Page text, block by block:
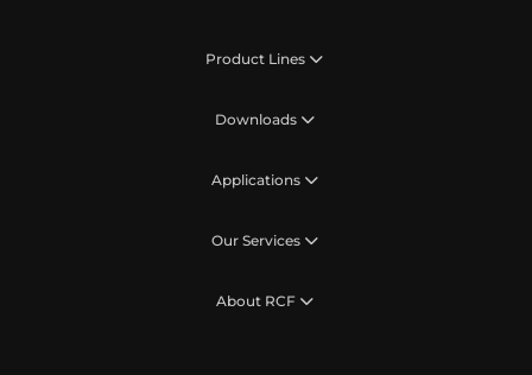
Product Lines
Downloads
Applications
Our Services
About RCF